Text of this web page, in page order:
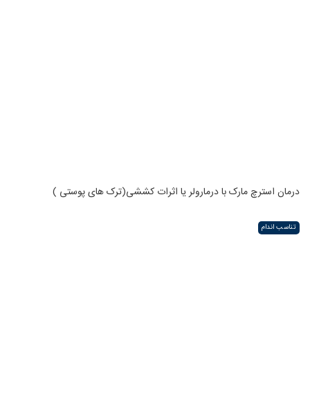
درمان استرچ مارک با درمارولر یا اثرات کششی(ترک های پوستی )
تناسب اندام